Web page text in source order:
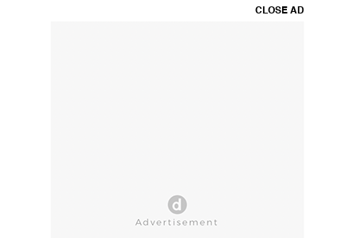
CLOSE AD